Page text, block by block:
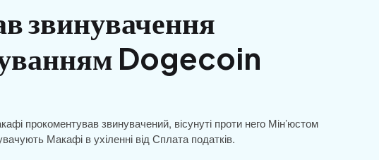
звинувачення
Dogecoin
прокоментував звинувачений, вісунуті проти него Мін’юстом
Макафі в ухіленні від Сплата податків.